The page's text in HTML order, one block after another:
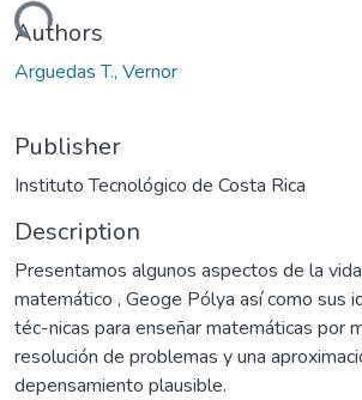
Authors
Arguedas T., Vernor
Publisher
Instituto Tecnológico de Costa Rica
Description
Presentamos algunos aspectos de la
matemático , Geoge Pólya así como sus
téc-nicas para enseñar matemáticas por
resolución de problemas y una
depensamiento plausible.